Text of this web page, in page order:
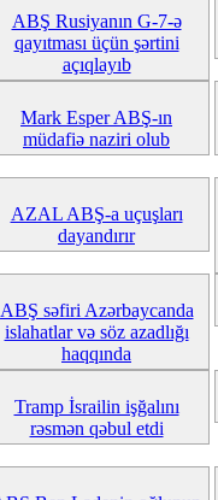
ABŞ Rusiyanın G-7-ə
qayıtması üçün şərtini
açıqlayıb
Mark Esper ABŞ-ın
müdafiə naziri olub
AZAL ABŞ-a uçuşları
dayandırır
ABŞ səfiri Azərbaycanda
islahatlar və söz azadlığı
haqqında
Tramp İsrailin işğalını
rəsmən qəbul etdi